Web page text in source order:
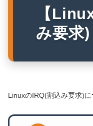
【
み要求)
LinuxのIRQ(割込み要求)に